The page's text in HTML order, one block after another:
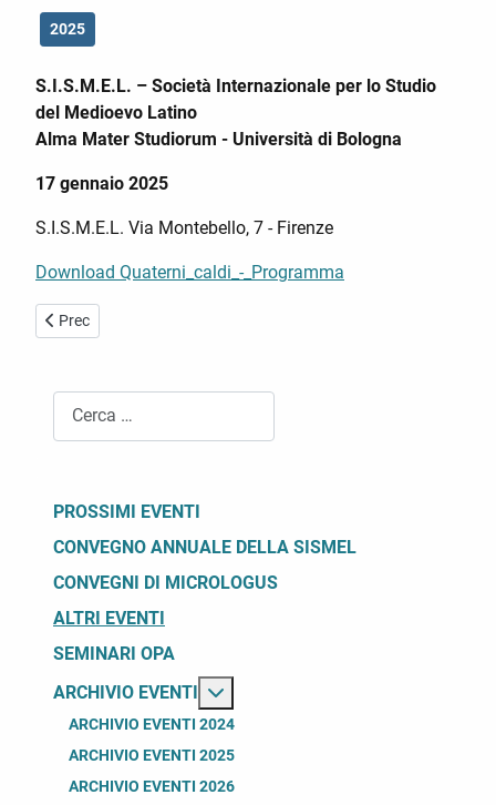
2025
S.I.S.M.E.L. – Società Internazionale per lo Studio
del Medioevo Latino
Alma Mater Studiorum - Università di Bologna
17 gennaio 2025
S.I.S.M.E.L. Via Montebello, 7 - Firenze
Download Quaterni_caldi_-_Programma
Articolo precedente: Luoghi, itinerari, reti del sapere: per un
Prec
PROSSIMI EVENTI
CONVEGNO ANNUALE DELLA SISMEL
CONVEGNI DI MICROLOGUS
ALTRI EVENTI
SEMINARI OPA
ARCHIVIO EVENTI
ARCHIVIO EVENTI 2024
ARCHIVIO EVENTI 2025
ARCHIVIO EVENTI 2026